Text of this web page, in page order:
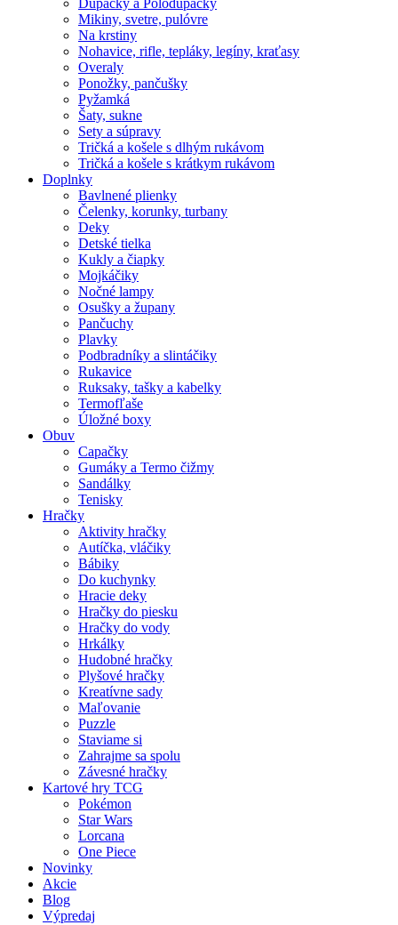
Dupačky a Polodupačky
Mikiny, svetre, pulóvre
Na krstiny
Nohavice, rifle, tepláky, legíny, kraťasy
Overaly
Ponožky, pančušky
Pyžamká
Šaty, sukne
Sety a súpravy
Tričká a košele s dlhým rukávom
Tričká a košele s krátkym rukávom
Doplnky
Bavlnené plienky
Čelenky, korunky, turbany
Deky
Detské tielka
Kukly a čiapky
Mojkáčiky
Nočné lampy
Osušky a župany
Pančuchy
Plavky
Podbradníky a slintáčiky
Rukavice
Ruksaky, tašky a kabelky
Termofľaše
Úložné boxy
Obuv
Capačky
Gumáky a Termo čižmy
Sandálky
Tenisky
Hračky
Aktivity hračky
Autíčka, vláčiky
Bábiky
Do kuchynky
Hracie deky
Hračky do piesku
Hračky do vody
Hrkálky
Hudobné hračky
Plyšové hračky
Kreatívne sady
Maľovanie
Puzzle
Staviame si
Zahrajme sa spolu
Závesné hračky
Kartové hry TCG
Pokémon
Star Wars
Lorcana
One Piece
Novinky
Akcie
Blog
Výpredaj